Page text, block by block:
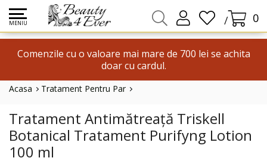
MENIU / 0
Comenzile cu o valoare mai mare de 700 lei se achita
doar cu cardul.
Acasa
Tratament Pentru Par
Tratament Antimătreață Triskell
Botanical Tratament Purifyng Lotion
100 ml